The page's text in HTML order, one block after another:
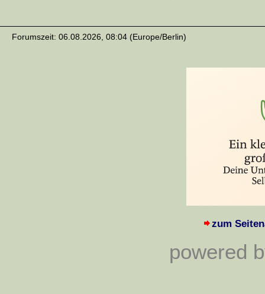
Forumszeit: 06.08.2026, 08:04 (Europe/Berlin)
zum
powered